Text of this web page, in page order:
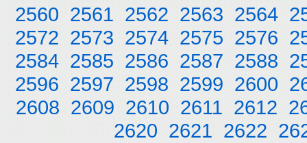
2560 2561 2562 2563 2564
2572 2573 2574 2575 2576
2584 2585 2586 2587 2588
2596 2597 2598 2599 2600
2608 2609 2610 2611 2612
2620 2621 2622